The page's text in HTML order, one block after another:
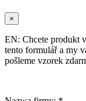
×
EN: Chcete produkt
tento formulář a my
pošleme vzorek